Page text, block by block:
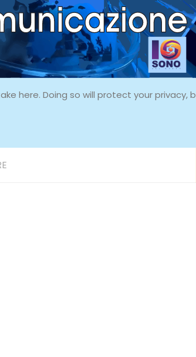
here. Doing so will protect your privacy,